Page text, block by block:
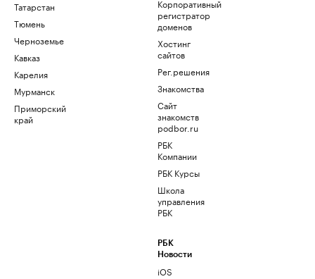
Татарстан
Тюмень
Черноземье
Кавказ
Карелия
Мурманск
Приморский
край
Корпоративный
регистратор
доменов
Хостинг
сайтов
Рег.решения
Знакомства
Сайт
знакомств
podbor.ru
РБК
Компании
РБК Курсы
Школа
управления
РБК
РБК
Новости
iOS